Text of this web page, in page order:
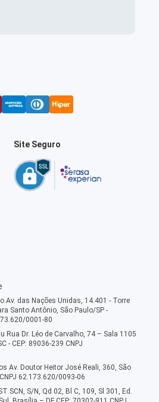
Site Seguro
Av. das Nações Unidas, 14.401 - Torre
Santo Antônio, São Paulo/SP -
0001-80
Rua Dr. Léo de Carvalho, 74 – Sala 1105
- CEP: 89036-239 CNPJ
Av. Doutor Heitor José Reali, 360, São
62.173.620/0093-06
SCN, S/N, Qd 02, Bl C, 109, Sl 301, Ed.